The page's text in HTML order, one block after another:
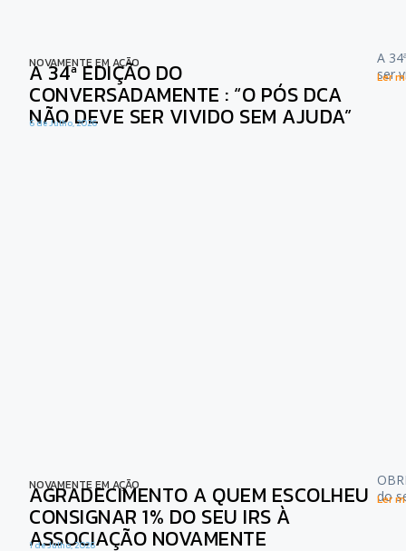
NOVAMENTE EM AÇÃO
A 34ª EDIÇÃO DO
CONVERSADAMENTE : “O PÓS DCA
NÃO DEVE SER VIVIDO SEM AJUDA”
6 de Julho, 2026
A
ser
Ler
NOVAMENTE EM AÇÃO
AGRADECIMENTO A QUEM ESCOLHEU
CONSIGNAR 1% DO SEU IRS À
ASSOCIAÇÃO NOVAMENTE
1 de Julho, 2026
do
Ler